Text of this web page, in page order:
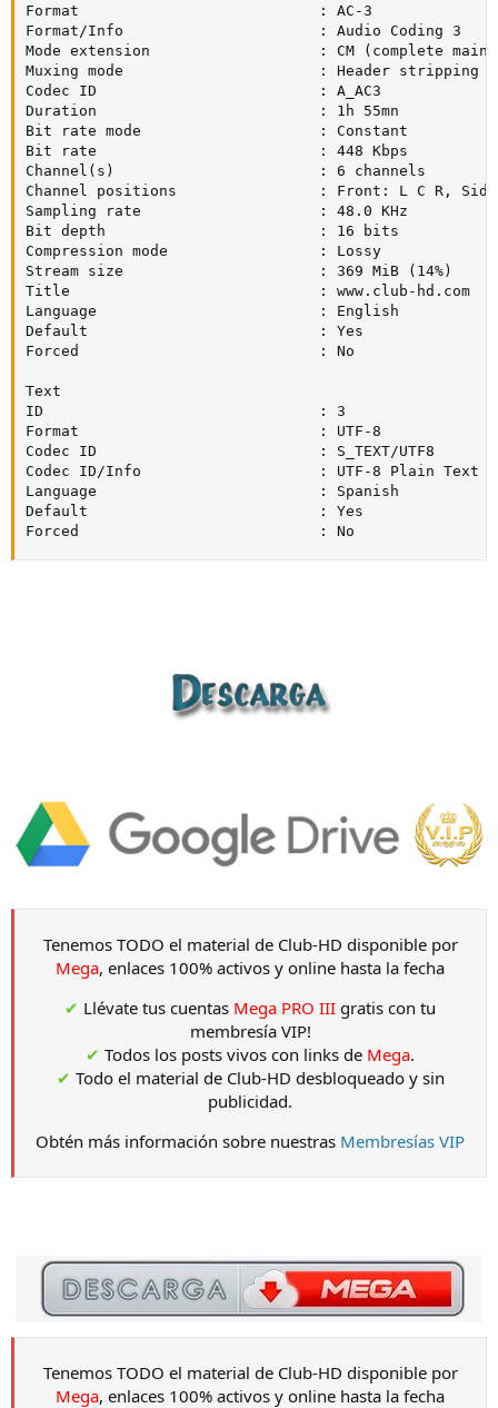
Format                           : AC-3
Format/Info                      : Audio Coding 3
Mode extension                   : CM (complete main)
Muxing mode                      : Header stripping
Codec ID                         : A_AC3
Duration                         : 1h 55mn
Bit rate mode                    : Constant
Bit rate                         : 448 Kbps
Channel(s)                       : 6 channels
Channel positions                : Front: L C R, Side:
Sampling rate                    : 48.0 KHz
Bit depth                        : 16 bits
Compression mode                 : Lossy
Stream size                      : 369 MiB (14%)
Title                            : www.club-hd.com
Language                         : English
Default                          : Yes
Forced                           : No
Text
ID                               : 3
Format                           : UTF-8
Codec ID                         : S_TEXT/UTF8
Codec ID/Info                    : UTF-8 Plain Text
Language                         : Spanish
Default                          : Yes
Forced                           : No
Tenemos TODO el material de Club-HD disponible por
Mega, enlaces 100% activos y online hasta la fecha
✔ Llévate tus cuentas Mega PRO III gratis con tu
membresía VIP!
✔ Todos los posts vivos con links de Mega.
✔ Todo el material de Club-HD desbloqueado y sin
publicidad.
Obtén más información sobre nuestras Membresías VIP
Tenemos TODO el material de Club-HD disponible por
Mega, enlaces 100% activos y online hasta la fecha